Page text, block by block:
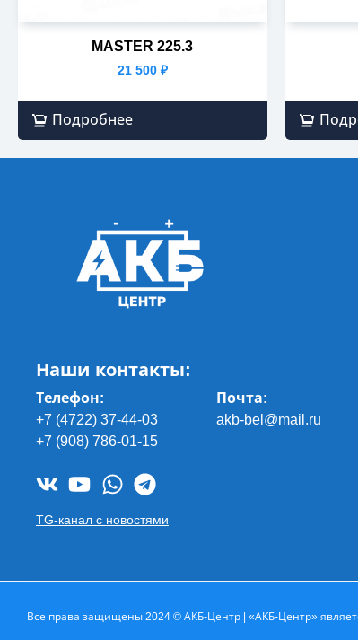
MASTER 225.3
21 500 ₽
Подробнее
Наши контакты:
Телефон:
+7 (4722) 37-44-03
+7 (908) 786-01-15
Почта:
akb-bel@mail.ru
TG-канал с новостями
Все права защищены 2024 © АКБ-Центр | «АКБ-Центр»